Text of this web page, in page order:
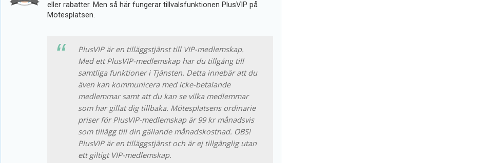
eller rabatter. Men så här fungerar tillvalsfunktionen PlusVIP på
Mötesplatsen.
PlusVIP är en tilläggstjänst till VIP-medlemskap.
Med ett PlusVIP-medlemskap har du tillgång till
samtliga funktioner i Tjänsten. Detta innebär att du
även kan kommunicera med icke-betalande
medlemmar samt att du kan se vilka medlemmar
som har gillat dig tillbaka. Mötesplatsens ordinarie
priser för PlusVIP-medlemskap är 99 kr månadsvis
som tillägg till din gällande månadskostnad. OBS!
PlusVIP är en tilläggstjänst och är ej tillgänglig utan
ett giltigt VIP-medlemskap.